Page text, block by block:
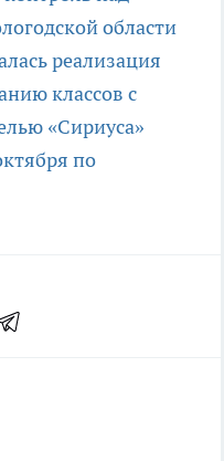
области
реализация
классов с
«Сириуса»
по